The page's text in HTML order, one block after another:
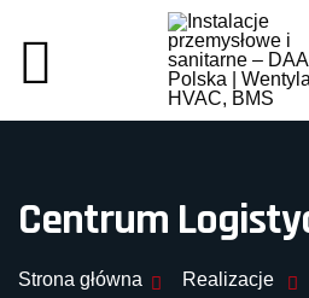
Centrum
Strona główna
Realizacje